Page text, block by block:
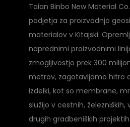
Taian Binbo New Material
podjetja za proizvodnjo
materialov v Kitajski.
naprednimi proizvodnimi
zmogljivostjo prek 300
metrov, zagotavljamo hitro
izdelki, kot so membrane,
služijo v cestnih, železniških,
drugih gradbeniških projektih.